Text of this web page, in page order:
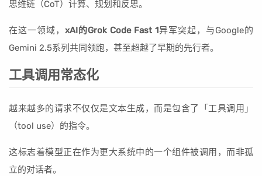
思维链（CoT）计算、规划和反思。
在这一领域， xAI的Grok Code Fast 1异军突起，与Google的
Gemini 2.5系列共同领跑，甚至超越了早期的先行者。
工具调用常态化
越来越多的请求不仅仅是文本生成，而是包含了「工具调用」
（tool use）的指令。
这标志着模型正在作为更大系统中的一个组件被调用，而非孤
立的对话者。